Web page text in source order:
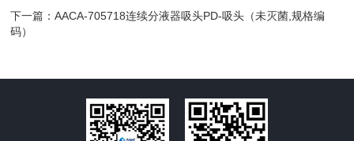
下一篇：AACA-705718连续分液器吸头PD-吸头（未灭菌,规格编
码）